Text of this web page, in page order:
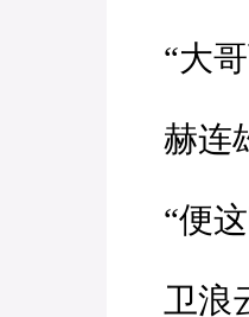
“大哥
赫连
“便这
卫浪